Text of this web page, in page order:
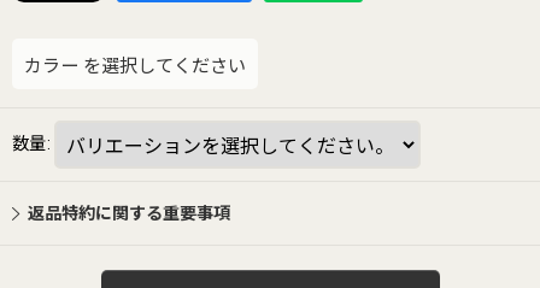
カラー を選択してください
数量:
返品特約に関する重要事項